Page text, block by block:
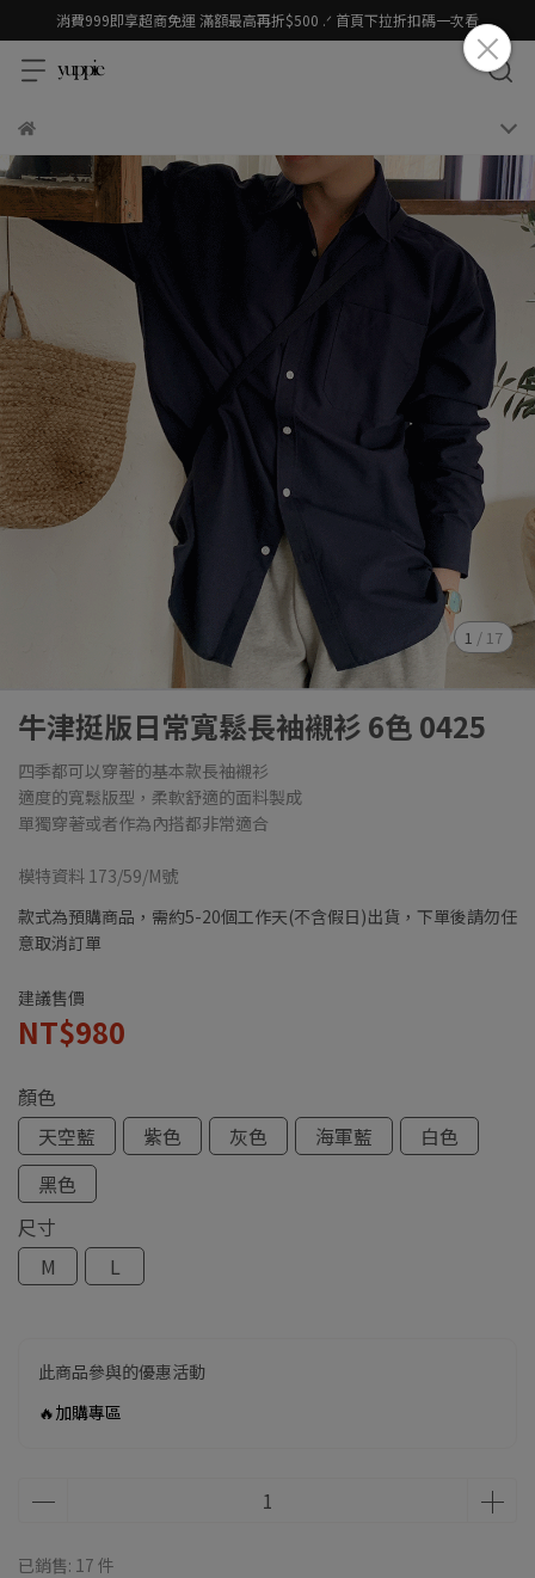
消費999即享超商免運 滿額最高再折$500 .ᐟ 首頁下拉折扣碼一次看
1 / 17
牛津挺版日常寬鬆長袖襯衫 6色 0425
四季都可以穿著的基本款長袖襯衫
適度的寬鬆版型，柔軟舒適的面料製成
單獨穿著或者作為內搭都非常適合
模特資料 173/59/M號
款式為預購商品，需約5-20個工作天(不含假日)出貨，下單後請勿任
意取消訂單
建議售價
NT$980
顏色
天空藍
紫色 灰色 海軍藍
白色
黑色
尺寸
M
L
此商品參與的優惠活動
🔥加購專區
已銷售: 17 件